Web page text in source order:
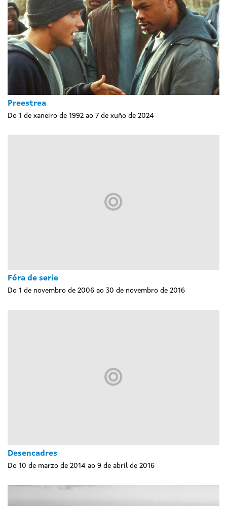
Preestrea
Do 1 de xaneiro de 1992 ao 7 de xuño de 2024
Fóra de serie
Do 1 de novembro de 2006 ao 30 de novembro de 2016
Desencadres
Do 10 de marzo de 2014 ao 9 de abril de 2016